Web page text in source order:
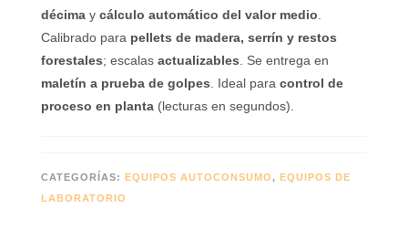
décimay cálculo automático del valor medio
Calibrado para pellets de madera, serrín y restos
forestales; escalas actualizables . Se entrega en
maletín a prueba de golpes . Ideal para control de
proceso en planta(lecturas en segundos).
CATEGORÍAS: EQUIPOS AUTOCONSUMO, EQUIPOS DE
LABORATORIO